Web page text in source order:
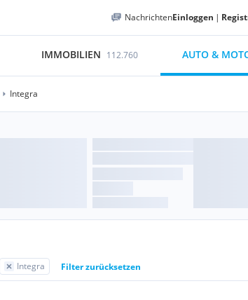
NachrichtenEinloggen |
IMMOBILIEN 112.760 AUTO &
Integra
Integra Filter zurücksetzen